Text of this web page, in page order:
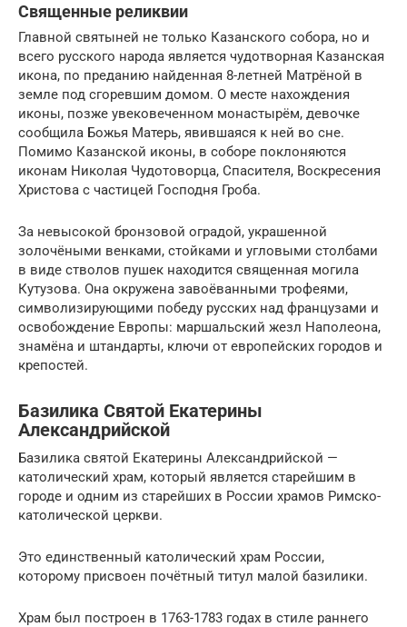
Священные реликвии
Главной святыней не только Казанского собора, но и
всего русского народа является чудотворная Казанская
икона, по преданию найденная 8-летней Матрёной в
земле под сгоревшим домом. О месте нахождения
иконы, позже увековеченном монастырём, девочке
сообщила Божья Матерь, явившаяся к ней во сне.
Помимо Казанской иконы, в соборе поклоняются
иконам Николая Чудотоворца, Спасителя, Воскресения
Христова с частицей Господня Гроба.
За невысокой бронзовой оградой, украшенной
золочёными венками, стойками и угловыми столбами
в виде стволов пушек находится священная могила
Кутузова. Она окружена завоёванными трофеями,
символизирующими победу русских над французами и
освобождение Европы: маршальский жезл Наполеона,
знамёна и штандарты, ключи от европейских городов и
крепостей.
Базилика Святой Екатерины
Александрийской
Базилика святой Екатерины Александрийской —
католический храм, который является старейшим в
городе и одним из старейших в России храмов Римско-
католической церкви.
Это единственный католический храм России,
которому присвоен почётный титул малой базилики.
Храм был построен в 1763-1783 годах в стиле раннего